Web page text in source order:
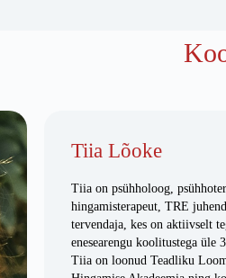
Tiia Lõoke
Tiia on psühholoog,
hingamisterapeut, TRE
tervendaja, kes on aktiivselt
enesearengu koolitustega üle
Tiia on loonud Teadliku